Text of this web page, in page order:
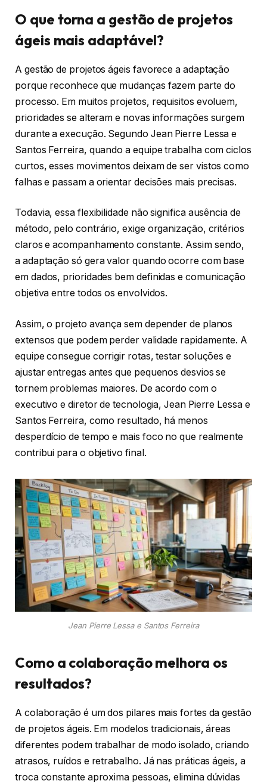
O que torna a gestão de projetos
ágeis mais adaptável?
A gestão de projetos ágeis favorece a adaptação
porque reconhece que mudanças fazem parte do
processo. Em muitos projetos, requisitos evoluem,
prioridades se alteram e novas informações surgem
durante a execução. Segundo Jean Pierre Lessa e
Santos Ferreira, quando a equipe trabalha com ciclos
curtos, esses movimentos deixam de ser vistos como
falhas e passam a orientar decisões mais precisas.
Todavia, essa flexibilidade não significa ausência de
método, pelo contrário, exige organização, critérios
claros e acompanhamento constante. Assim sendo,
a adaptação só gera valor quando ocorre com base
em dados, prioridades bem definidas e comunicação
objetiva entre todos os envolvidos.
Assim, o projeto avança sem depender de planos
extensos que podem perder validade rapidamente. A
equipe consegue corrigir rotas, testar soluções e
ajustar entregas antes que pequenos desvios se
tornem problemas maiores. De acordo com o
executivo e diretor de tecnologia, Jean Pierre Lessa e
Santos Ferreira, como resultado, há menos
desperdício de tempo e mais foco no que realmente
contribui para o objetivo final.
Jean Pierre Lessa e Santos Ferreira
Como a colaboração melhora os
resultados?
A colaboração é um dos pilares mais fortes da gestão
de projetos ágeis. Em modelos tradicionais, áreas
diferentes podem trabalhar de modo isolado, criando
atrasos, ruídos e retrabalho. Já nas práticas ágeis, a
troca constante aproxima pessoas, elimina dúvidas